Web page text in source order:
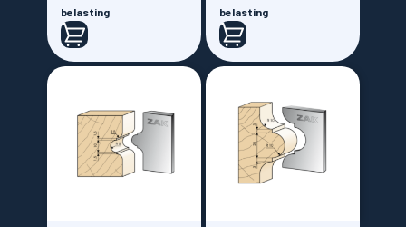
belasting
belasting